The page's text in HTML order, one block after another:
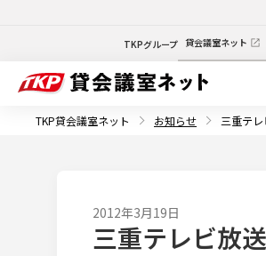
TKPグループ 貸会議室ネット
TKP貸会議室ネット お知らせ 三重テ
2012年3月19日
三重テレビ放